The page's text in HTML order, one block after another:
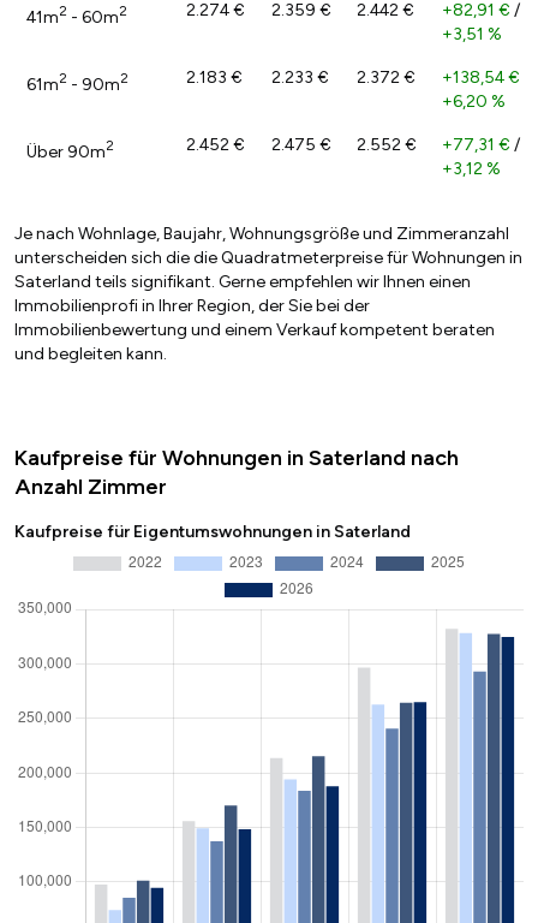
41m2 - 60m2 2.274 € 2.359 € 2.442 € +82,91 € /
+3,51 %
61m2 - 90m2 2.183 € 2.233 € 2.372 € +138,54 €
+6,20 %
Über 90m2 2.452 € 2.475 € 2.552 € +77,31 € /
+3,12 %
Je nach Wohnlage, Baujahr, Wohnungsgröße und Zimmeranzahl
unterscheiden sich die die Quadratmeterpreise für Wohnungen in
Saterland teils signifikant. Gerne empfehlen wir Ihnen einen
Immobilienprofi in Ihrer Region, der Sie bei der
Immobilienbewertung und einem Verkauf kompetent beraten
und begleiten kann.
Kaufpreise für Wohnungen in Saterland nach
Anzahl Zimmer
Kaufpreise für Eigentumswohnungen in Saterland